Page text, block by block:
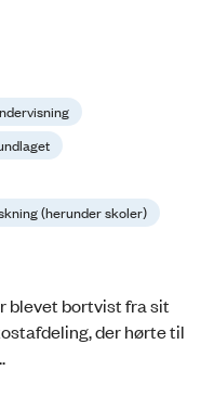
(herunder skoler)
blevet bortvist fra sit
der hørte til